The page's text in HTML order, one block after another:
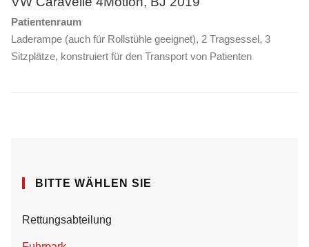
Patientenraum
Laderampe (auch für Rollstühle geeignet), 2 Tragsessel, 3
Sitzplätze, konstruiert für den Transport von Patienten
BITTE WÄHLEN SIE
Rettungsabteilung